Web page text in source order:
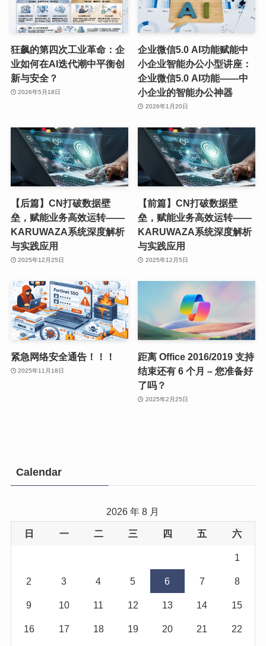
狂飙的第四次工业革命：企
业如何在AI迭代潮中平衡创
新与安全？
2026年5月18日
企业微信5.0 AI功能赋能中
小企业智能办公小型讲座：
企业微信5.0 AI功能——中
小企业的智能办公神器
2026年1月20日
【后篇】CN打破数据壁
垒，赋能业务高效运转——
KARUWAZA系统深度解析
与实践应用
2025年12月25日
【前篇】CN打破数据壁
垒，赋能业务高效运转——
KARUWAZA系统深度解析
与实践应用
2025年12月5日
紧急网络安全通告！！！
2025年11月18日
距离 Office 2016/2019 支持
结束还有 6 个月 – 您准备好
了吗？
2025年2月25日
Calendar
2026 年 8 月
日 一 二 三 四 五 六
1
2 3 4 5 6 7 8
9 10 11 12 13 14 15
16 17 18 19 20 21 22